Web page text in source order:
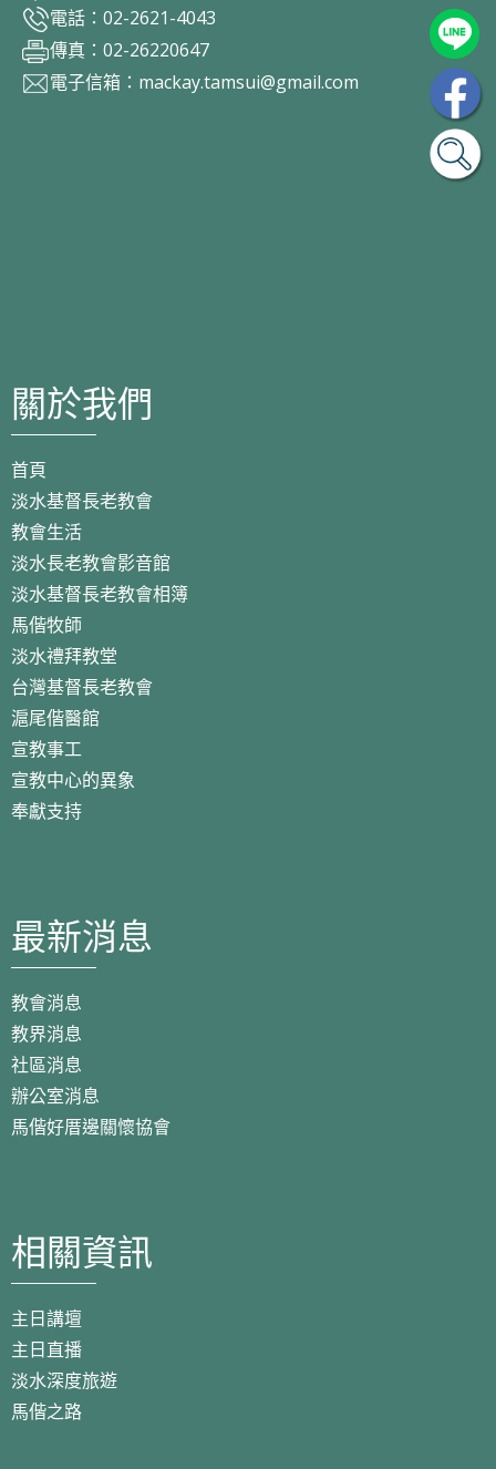
電話：02-2621-4043
傳真：02-26220647
電子信箱： mackay.tamsui@gmail.com
關於我們
首頁
淡水基督長老教會
教會生活
淡水長老教會影音館
淡水基督長老教會相簿
馬偕牧師
淡水禮拜教堂
台灣基督長老教會
滬尾偕醫館
宣教事工
宣教中心的異象
奉獻支持
最新消息
教會消息
教界消息
社區消息
辦公室消息
馬偕好厝邊關懷協會
相關資訊
主日講壇
主日直播
淡水深度旅遊
馬偕之路